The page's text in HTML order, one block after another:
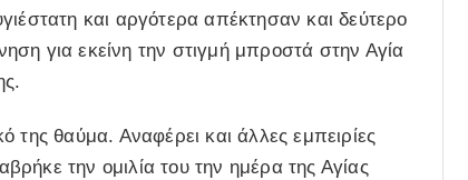
και αργότερα απέκτησαν και δεύτερο
για εκείνη την στιγμή μπροστά στην Αγία
της θαύμα. Αναφέρει και άλλες εμπειρίες
την ομιλία του την ημέρα της Αγίας